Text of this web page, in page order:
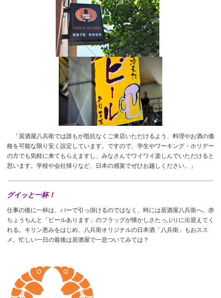
「居酒屋八兵衛では誰もが抵抗なくご来店いただけるよう、料理やお酒の価
格を可能な限り安く設定しています。ですので、学生やワーキング・ホリデー
の方でも気軽に来てもらえますし、みなさんでワイワイ楽しんでいただけると
思います。学校や会社帰りなど、日本の感覚でぜひお越しください。」
--------------------------------------------------------------------------------------------------------
グイッと一杯！
仕事の後に一杯は、バーで引っ掛けるのではなく、時には居酒屋八兵衛へ。赤
ちょうちんと「ビールあります」のフラッグが懐かしさたっぷりに出迎えてく
れる。キリン恵みをはじめ、八兵衛オリジナルの日本酒「八兵衛」もおスス
メ。忙しい一日の最後は居酒屋で一息ついてみては？